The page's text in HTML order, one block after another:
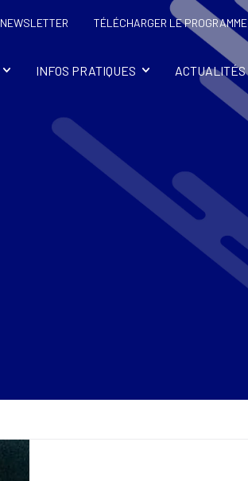
NEWSLETTER TÉLÉCHARGER LE PROGRAMME
INFOS PRATIQUES ACTUALITÉS